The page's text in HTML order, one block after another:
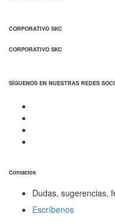
CORPORATIVO SKC
CORPORATIVO SKC
SÍGUENOS EN NUESTRAS REDES
Contactos
Dudas, sugerencias,
Escríbenos